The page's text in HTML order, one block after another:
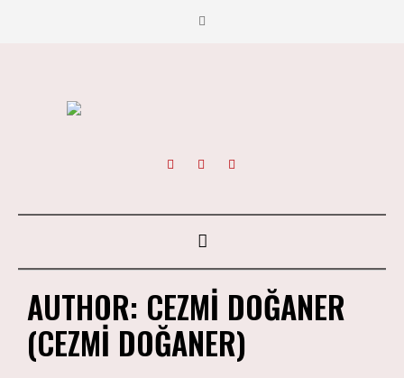
AUTHOR: CEZMI DOĞANER
(CEZMI DOĞANER)